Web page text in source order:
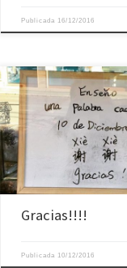
Publicada 16/12/2016
Gracias!!!!
Publicada 10/12/2016